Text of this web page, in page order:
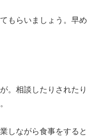
もらいましょう。早め
。相談したりされたり
しながら食事をすると